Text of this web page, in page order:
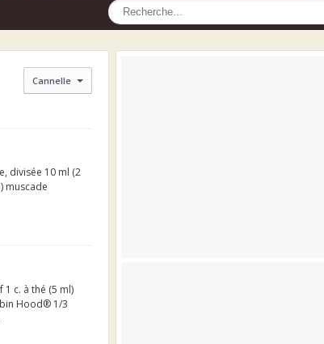
Cannelle
divisée 10 ml (2
muscade
c. à thé (5 ml)
Hood® 1/3